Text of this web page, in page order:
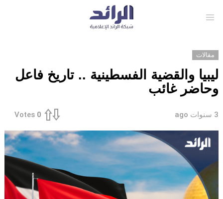
مقالات
ليبيا والقضية الفسطينية .. تاريخ فاعل
وحاضر غائب
3 سنوات ago 0
Votes